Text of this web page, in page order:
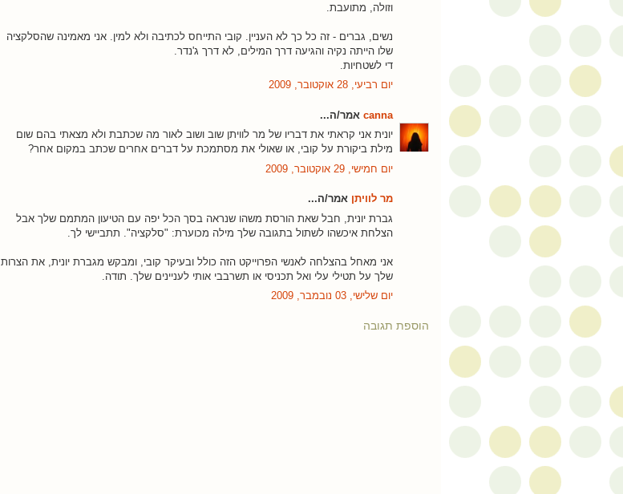
וזולה, מתועבת.
נשים, גברים - זה כל כך לא העניין. קובי התייחס לכתיבה ולא למין. אני מאמינה שהסלקציה
שלו הייתה נקיה והגיעה דרך המילים, לא דרך ג'נדר.
די לשטחיות.
יום רביעי, 28 אוקטובר, 2009
canna אמר/ה...
יונית אני קראתי את דבריו של מר לוויתן שוב ושוב לאור מה שכתבת ולא מצאתי בהם שום
מילת ביקורת על קובי, או שאולי את מסתמכת על דברים אחרים שכתב במקום אחר?
יום חמישי, 29 אוקטובר, 2009
מר לוויתן אמר/ה...
גברת יונית, חבל שאת הורסת משהו שנראה בסך הכל יפה עם הטיעון המתמם שלך אבל
הצלחת איכשהו לשתול בתגובה שלך מילה מכוערת: "סלקציה". תתביישי לך.
אני מאחל בהצלחה לאנשי הפרוייקט הזה כולל ובעיקר קובי, ומבקש מגברת יונית, את הצרות
שלך על תטילי עלי ואל תכניסי או תשרבבי אותי לעניינים שלך. תודה.
יום שלישי, 03 נובמבר, 2009
הוספת תגובה